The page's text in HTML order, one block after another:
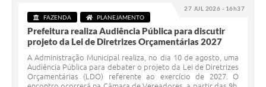
27 JUL 2026 - 16h37
FAZENDA PLANEJAMENTO
Prefeitura realiza Audiência Pública para discutir
projeto da Lei de Diretrizes Orçamentárias 2027
A Administração Municipal realiza, no dia 10 de agosto, uma
Audiência Pública para debater o projeto da Lei de Diretrizes
Orçamentárias (LDO) referente ao exercício de 2027. O